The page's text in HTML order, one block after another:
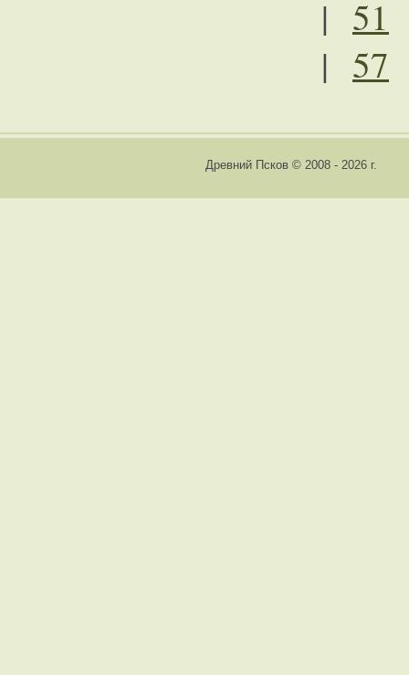
| 51
| 57
Древний Псков © 2008 - 2026 г.